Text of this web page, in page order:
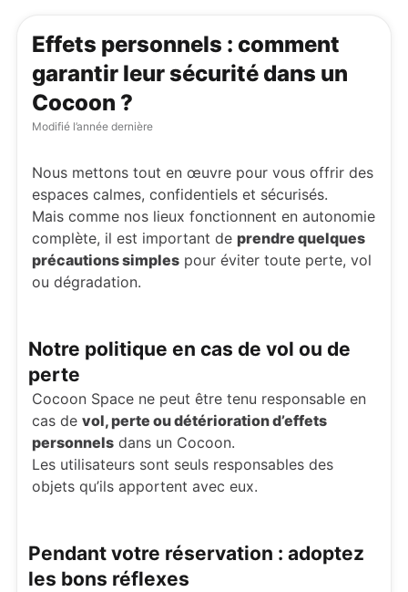
Effets personnels : comment
garantir leur sécurité dans un
Cocoon ?
Modifié l’année dernière
Nous mettons tout en œuvre pour vous offrir des
espaces calmes, confidentiels et sécurisés.
Mais comme nos lieux fonctionnent en autonomie
complète, il est important de prendre quelques
précautions simples pour éviter toute perte, vol
ou dégradation.
Notre politique en cas de vol ou de
perte
Cocoon Space ne peut être tenu responsable en
cas de vol, perte ou détérioration d’effets
personnels dans un Cocoon.
Les utilisateurs sont seuls responsables des
objets qu’ils apportent avec eux.
Pendant votre réservation : adoptez
les bons réflexes